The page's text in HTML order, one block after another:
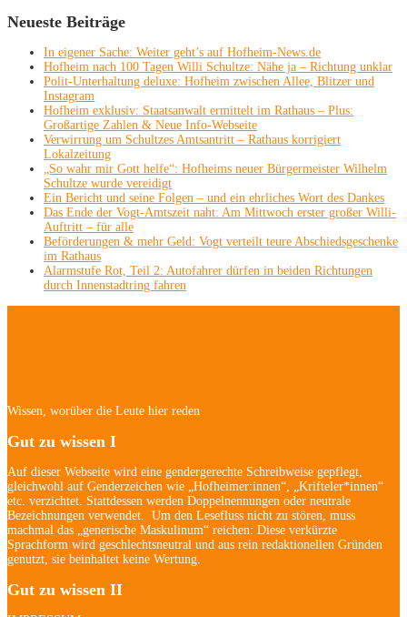
Neueste Beiträge
In eigener Sache: Weiter geht’s auf Hofheim-News.de
Hofheim nach 100 Tagen Willi Schultze: Nähe ja – Richtung unklar
Polit-Unterhaltung deluxe: Hofheim zwischen Allee, Blitzer und
Instagram
Hofheim exklusiv: Staatsanwalt ermittelt im Rathaus – Plus:
Großartige Zahlen & Neue Info-Webseite
Verwirrung um Schultzes Amtsantritt – Rathaus korrigiert
Lokalzeitung
„So wahr mir Gott helfe“: Hofheims neuer Bürgermeister Wilhelm
Schultze wurde vereidigt
Ein Bericht und seine Folgen – und ein ehrliches Wort des Dankes
Das Ende der Vogt-Amtszeit naht: Am Mittwoch erster großer Willi-
Auftritt – für alle
Beförderungen & mehr Geld: Vogt verteilt teure Abschiedsgeschenke
im Rathaus
Alarmstufe Rot, Teil 2: Autofahrer dürfen in beiden Richtungen
durch Innenstadtring fahren
Wissen, worüber die Leute hier reden
Gut zu wissen I
Auf dieser Webseite wird eine gendergerechte Schreibweise gepflegt,
gleichwohl auf Genderzeichen wie „Hofheimer:innen“, „Krifteler*innen“
etc. verzichtet. Stattdessen werden Doppelnennungen oder neutrale
Bezeichnungen verwendet. Um den Lesefluss nicht zu stören, muss
machmal das „generische Maskulinum“ reichen: Diese verkürzte
Sprachform wird geschlechtsneutral und aus rein redaktionellen Gründen
genutzt, sie beinhaltet keine Wertung.
Gut zu wissen II